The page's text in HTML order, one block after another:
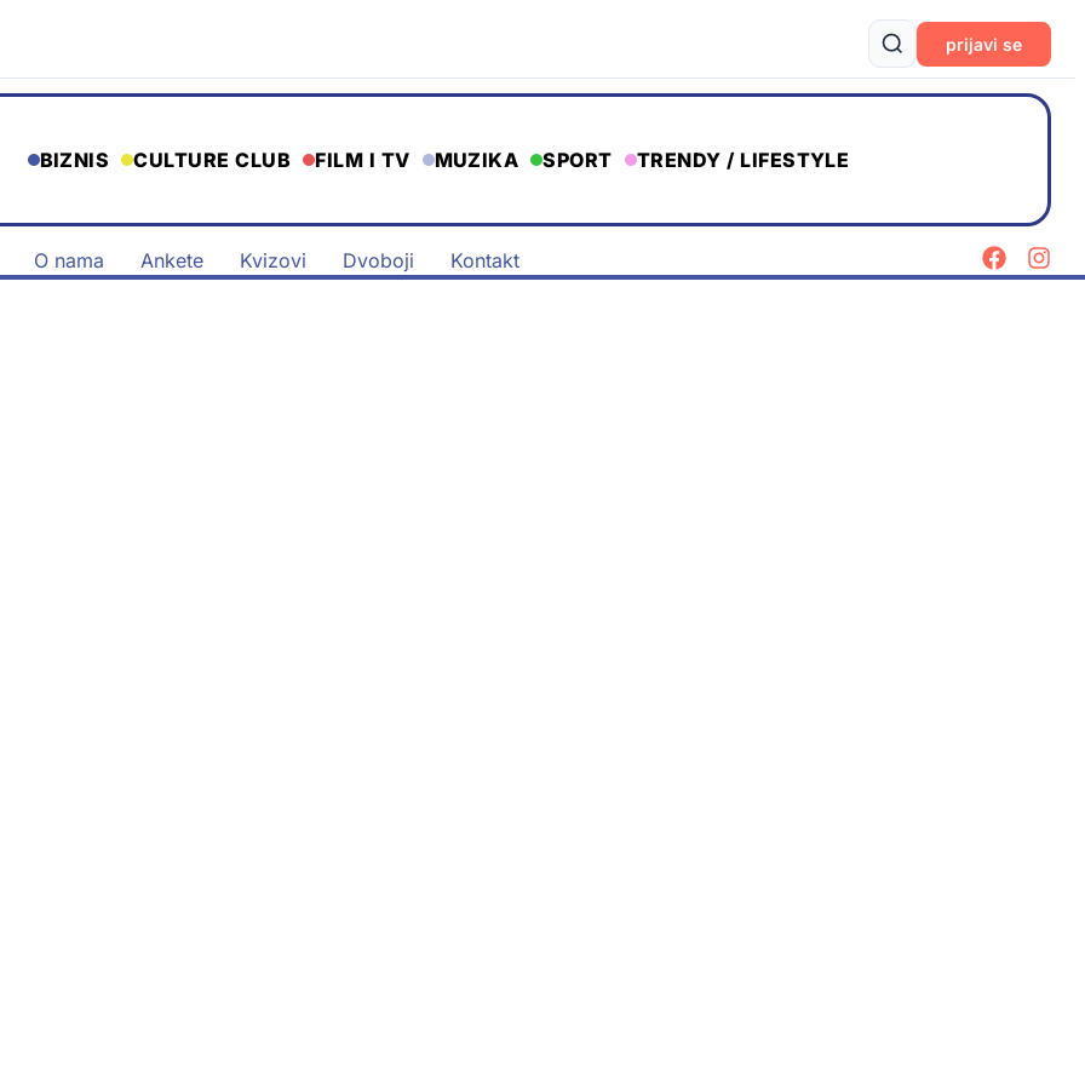
prijavi se
BIZNIS CULTURE CLUB FILM I TV MUZIKA SPORT TRENDY / LIFESTYLE
O nama Ankete Kvizovi Dvoboji Kontakt